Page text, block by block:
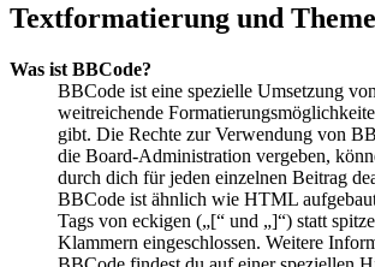
Textformatierung und
Was ist BBCode?
BBCode ist eine spezielle Umsetzung
weitreichende
gibt. Die Rechte zur Verwendung von
die Board-Administration vergeben,
durch dich für jeden einzelnen Beitrag
BBCode ist ähnlich wie HTML
Tags von eckigen („[“ und „]“) statt
Klammern eingeschlossen. Weitere